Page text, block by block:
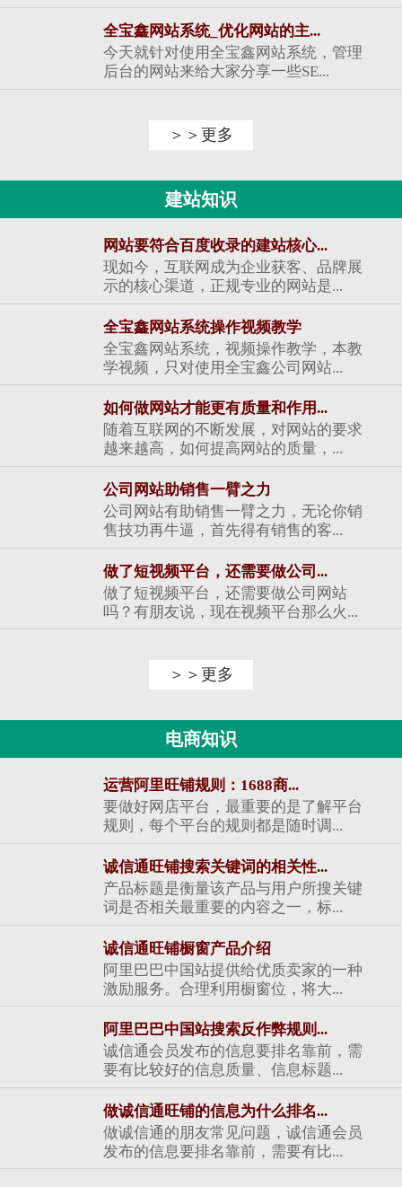
全宝鑫网站系统_优化网站的主...
今天就针对使用全宝鑫网站系统，管理
后台的网站来给大家分享一些SE...
＞＞更多
建站知识
网站要符合百度收录的建站核心...
现如今，互联网成为企业获客、品牌展
示的核心渠道，正规专业的网站是...
全宝鑫网站系统操作视频教学
全宝鑫网站系统，视频操作教学，本教
学视频，只对使用全宝鑫公司网站...
如何做网站才能更有质量和作用...
随着互联网的不断发展，对网站的要求
越来越高，如何提高网站的质量，...
公司网站助销售一臂之力
公司网站有助销售一臂之力，无论你销
售技功再牛逼，首先得有销售的客...
做了短视频平台，还需要做公司...
做了短视频平台，还需要做公司网站
吗？有朋友说，现在视频平台那么火...
＞＞更多
电商知识
运营阿里旺铺规则：1688商...
要做好网店平台，最重要的是了解平台
规则，每个平台的规则都是随时调...
诚信通旺铺搜索关键词的相关性...
产品标题是衡量该产品与用户所搜关键
词是否相关最重要的内容之一，标...
诚信通旺铺橱窗产品介绍
阿里巴巴中国站提供给优质卖家的一种
激励服务。合理利用橱窗位，将大...
阿里巴巴中国站搜索反作弊规则...
诚信通会员发布的信息要排名靠前，需
要有比较好的信息质量、信息标题...
做诚信通旺铺的信息为什么排名...
做诚信通的朋友常见问题，诚信通会员
发布的信息要排名靠前，需要有比...